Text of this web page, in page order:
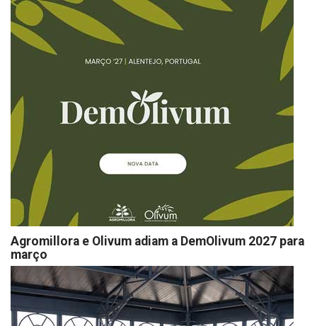
Agromillora e Olivum adiam a DemOlivum 2027 para
março